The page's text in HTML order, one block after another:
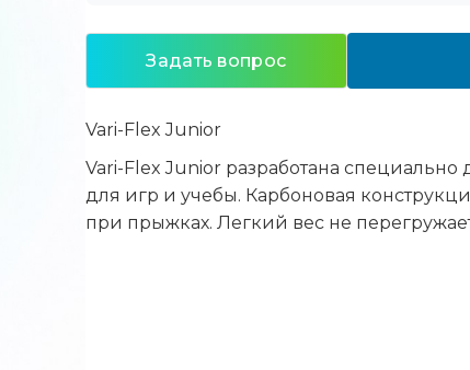
Задать вопрос
Vari-Flex Junior
Vari-Flex Junior разработана
для игр и учебы. Карбоновая
при прыжках. Легкий вес не